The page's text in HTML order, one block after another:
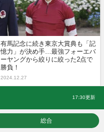
有馬記念に続き東京大賞典も「記
憶力」が決め手…最強フォーエバ
ーヤングから絞りに絞った2点で
勝負！
2024.12.27
17:30更新
総合